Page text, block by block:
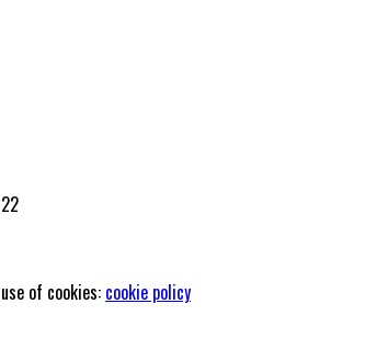
of cookies: cookie policy